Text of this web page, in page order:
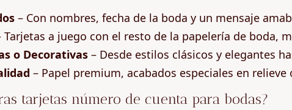
– Con nombres, fecha de la boda y un mensaje
Tarjetas a juego con el resto de la papelería de boda,
o Decorativas – Desde estilos clásicos y elegantes
– Papel premium, acabados especiales en
tarjetas número de cuenta para bodas?